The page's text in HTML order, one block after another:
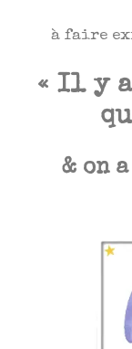
à faire
« Il y a
& on